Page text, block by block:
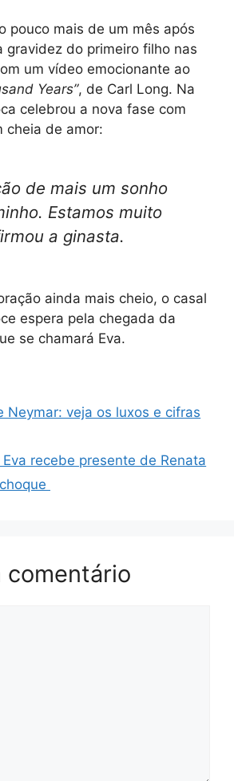
pouco mais de um mês após
gravidez do primeiro filho nas
um vídeo emocionante ao
Years”, de Carl Long. Na
celebrou a nova fase com
cheia de amor:
de mais um sonho
Estamos muito
a ginasta.
ainda mais cheio, o casal
espera pela chegada da
se chamará Eva.
Neymar: veja os luxos e cifras
Eva recebe presente de Renata
comentário